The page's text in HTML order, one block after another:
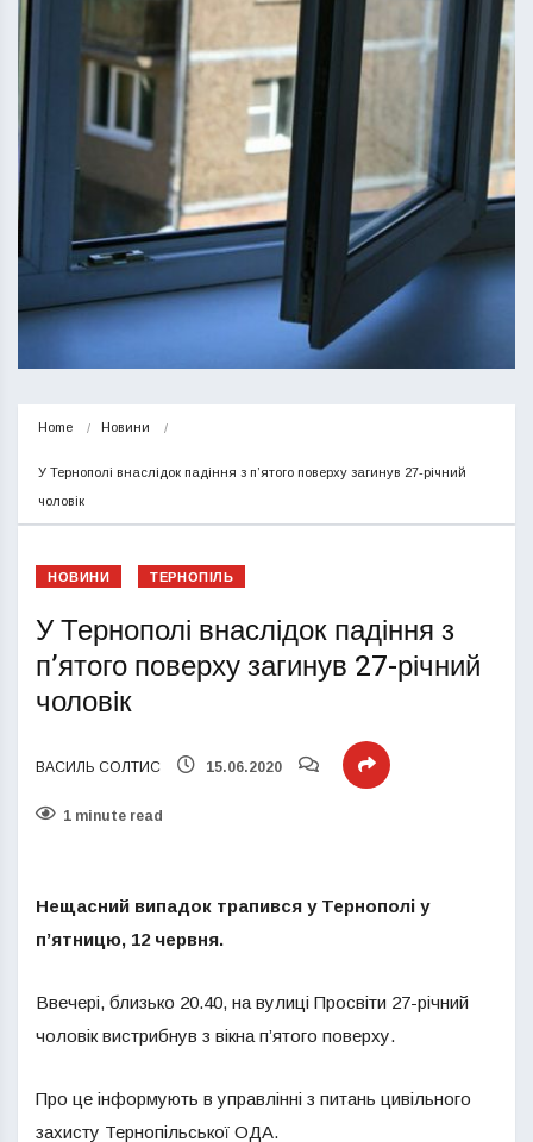
Home Новини
У Тернополі внаслідок падіння з п’ятого поверху загинув 27-річний
чоловік
НОВИНИ ТЕРНОПІЛЬ
У Тернополі внаслідок падіння з
п’ятого поверху загинув 27-річний
чоловік
ВАСИЛЬ СОЛТИС 15.06.2020
1 minute read
Нещасний випадок трапився у Тернополі у
п’ятницю, 12 червня.
Ввечері, близько 20.40, на вулиці Просвіти 27-річний
чоловік вистрибнув з вікна п’ятого поверху.
Про це інформують в управлінні з питань цивільного
захисту Тернопільської ОДА.